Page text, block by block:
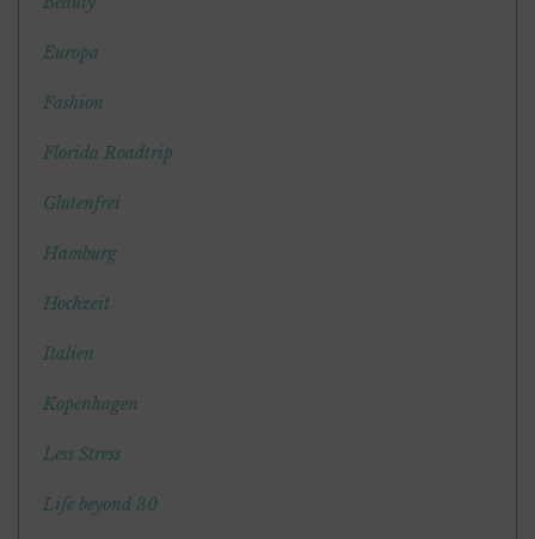
Europa
Fashion
Florida Roadtrip
Glutenfrei
Hamburg
Hochzeit
Italien
Kopenhagen
Less Stress
Life beyond 30